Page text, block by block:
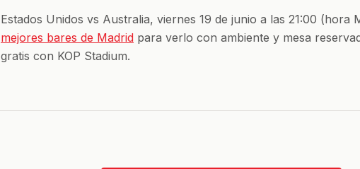
Estados Unidos vs Australia, viernes 19 de junio a las 21:00 (hora
mejores bares de Madrid para verlo con ambiente y mesa
gratis con KOP Stadium.